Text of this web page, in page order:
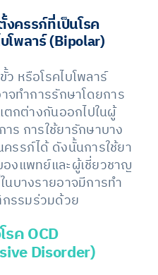
ครรภ์ที่เป็นโรค
โพลาร์ (Bipolar)
หรือโรคไบโพลาร์
ทำการรักษาโดยการ
ตกต่างกันออกไปในผู้
ร การใช้ยารักษาบาง
รรภ์ได้ ดังนั้นการใช้ยา
งแพทย์และผู้เชี่ยวชาญ
บางรายอาจมีการทำ
รรมร่วมด้วย
ค OCD
Disorder)